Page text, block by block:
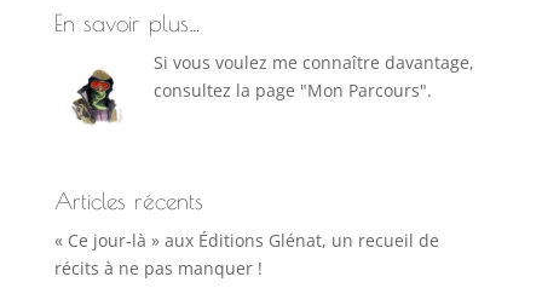
En savoir plus…
Si vous voulez me connaître davantage,
consultez la page "Mon Parcours".
Articles récents
« Ce jour-là » aux Éditions Glénat, un recueil de
récits à ne pas manquer !